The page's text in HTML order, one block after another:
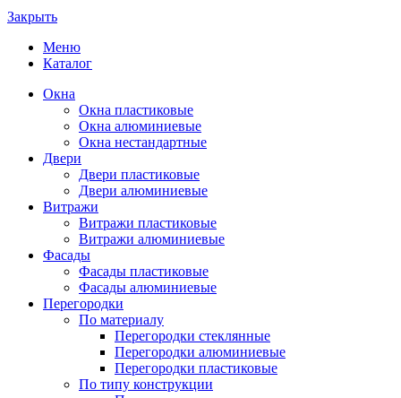
Закрыть
Меню
Каталог
Окна
Окна пластиковые
Окна алюминиевые
Окна нестандартные
Двери
Двери пластиковые
Двери алюминиевые
Витражи
Витражи пластиковые
Витражи алюминиевые
Фасады
Фасады пластиковые
Фасады алюминиевые
Перегородки
По материалу
Перегородки стеклянные
Перегородки алюминиевые
Перегородки пластиковые
По типу конструкции